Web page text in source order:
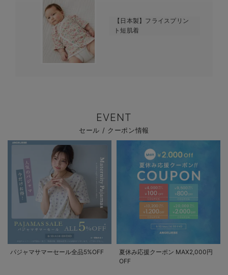
【日本製】フライスプリン
ト短肌着
EVENT
セール / クーポン情報
パジャマサマーセール全品5%OFF
夏休み応援クーポン MAX2,000円
OFF